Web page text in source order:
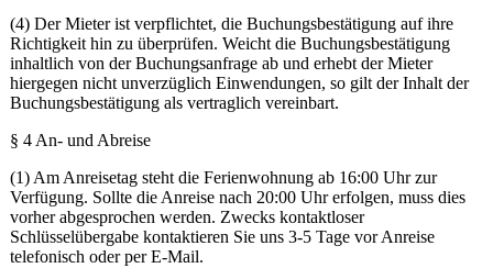
(4) Der Mieter ist verpflichtet, die Buchungsbestätigung auf ihre
Richtigkeit hin zu überprüfen. Weicht die Buchungsbestätigung
inhaltlich von der Buchungsanfrage ab und erhebt der Mieter
hiergegen nicht unverzüglich Einwendungen, so gilt der Inhalt der
Buchungsbestätigung als vertraglich vereinbart.
§ 4 An- und Abreise
(1) Am Anreisetag steht die Ferienwohnung ab 16:00 Uhr zur
Verfügung. Sollte die Anreise nach 20:00 Uhr erfolgen, muss dies
vorher abgesprochen werden. Zwecks kontaktloser
Schlüsselübergabe kontaktieren Sie uns 3-5 Tage vor Anreise
telefonisch oder per E-Mail.